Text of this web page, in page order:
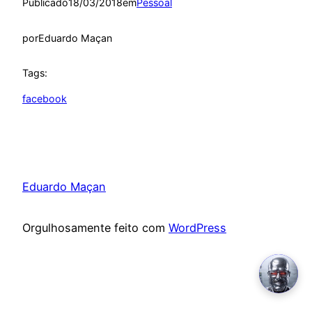
Publicado18/03/2018emPessoal
porEduardo Maçan
Tags:
facebook
Eduardo Maçan
Orgulhosamente feito com WordPress